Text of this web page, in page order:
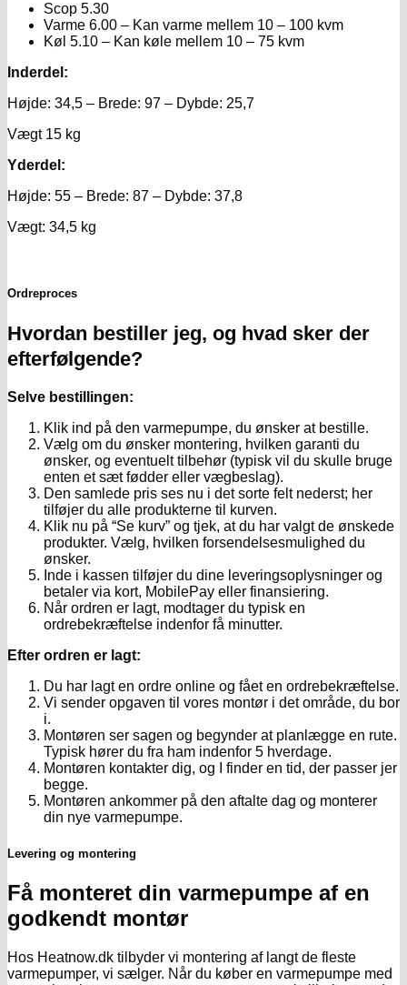
Scop 5.30
Varme 6.00 – Kan varme mellem 10 – 100 kvm
Køl 5.10 – Kan køle mellem 10 – 75 kvm
Inderdel:
Højde: 34,5 – Brede: 97 – Dybde: 25,7
Vægt 15 kg
Yderdel:
Højde: 55 – Brede: 87 – Dybde: 37,8
Vægt: 34,5 kg
Ordreproces
Hvordan bestiller jeg, og hvad sker der
efterfølgende?
Selve bestillingen:
Klik ind på den varmepumpe, du ønsker at bestille.
Vælg om du ønsker montering, hvilken garanti du
ønsker, og eventuelt tilbehør (typisk vil du skulle bruge
enten et sæt fødder eller vægbeslag).
Den samlede pris ses nu i det sorte felt nederst; her
tilføjer du alle produkterne til kurven.
Klik nu på “Se kurv” og tjek, at du har valgt de ønskede
produkter. Vælg, hvilken forsendelsesmulighed du
ønsker.
Inde i kassen tilføjer du dine leveringsoplysninger og
betaler via kort, MobilePay eller finansiering.
Når ordren er lagt, modtager du typisk en
ordrebekræftelse indenfor få minutter.
Efter ordren er lagt:
Du har lagt en ordre online og fået en ordrebekræftelse.
Vi sender opgaven til vores montør i det område, du bor
i.
Montøren ser sagen og begynder at planlægge en rute.
Typisk hører du fra ham indenfor 5 hverdage.
Montøren kontakter dig, og I finder en tid, der passer jer
begge.
Montøren ankommer på den aftalte dag og monterer
din nye varmepumpe.
Levering og montering
Få monteret din varmepumpe af en
godkendt montør
Hos Heatnow.dk tilbyder vi montering af langt de fleste
varmepumper, vi sælger. Når du køber en varmepumpe med